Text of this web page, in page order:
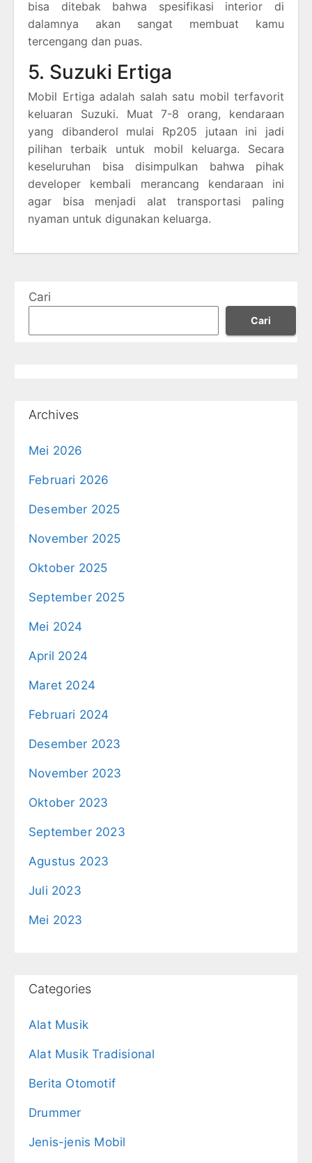
bisa ditebak bahwa spesifikasi interior di
dalamnya akan sangat membuat kamu
tercengang dan puas.
5. Suzuki Ertiga
Mobil Ertiga adalah salah satu mobil terfavorit
keluaran Suzuki. Muat 7-8 orang, kendaraan
yang dibanderol mulai Rp205 jutaan ini jadi
pilihan terbaik untuk mobil keluarga. Secara
keseluruhan bisa disimpulkan bahwa pihak
developer kembali merancang kendaraan ini
agar bisa menjadi alat transportasi paling
nyaman untuk digunakan keluarga.
Cari
Cari
Archives
Mei 2026
Februari 2026
Desember 2025
November 2025
Oktober 2025
September 2025
Mei 2024
April 2024
Maret 2024
Februari 2024
Desember 2023
November 2023
Oktober 2023
September 2023
Agustus 2023
Juli 2023
Mei 2023
Categories
Alat Musik
Alat Musik Tradisional
Berita Otomotif
Drummer
Jenis-jenis Mobil